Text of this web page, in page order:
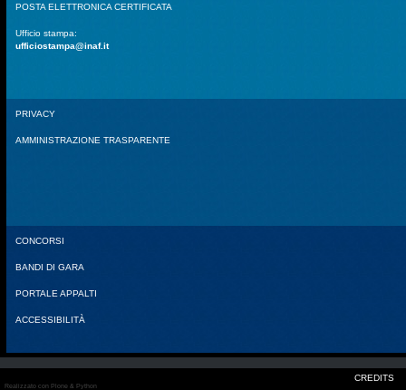
POSTA ELETTRONICA CERTIFICATA
Ufficio stampa:
ufficiostampa@inaf.it
PRIVACY
AMMINISTRAZIONE TRASPARENTE
CONCORSI
BANDI DI GARA
PORTALE APPALTI
ACCESSIBILITÀ
CREDITS
Realizzato con Plone & Python